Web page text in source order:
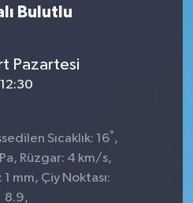
Bulutlu
Pazartesi
12:30
Sıcaklık: 16° ,
Rüzgar: 4 km/s,
1 mm, Çiy Noktası:
8.9,